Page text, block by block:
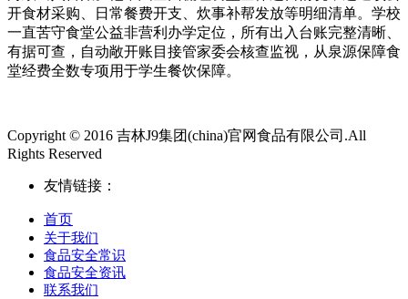
开食材采购、日常餐费开支、炊事补帮发放等明细清单。学校
一直苦守食堂公益非营利办学定位，所有出入台账完整清晰、
有据可查，自动敞开账目接管家委会核查监视，从泉源保障食
堂经费全数专项用于学生餐饮保障。
Copyright © 2016 吉林J9集团(china)官网食品有限公司.All
Rights Reserved
友情链接：
首页
关于我们
食品安全常识
食品安全资讯
联系我们